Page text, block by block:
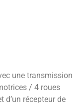
une transmission
/ 4 roues
d’un récepteur de